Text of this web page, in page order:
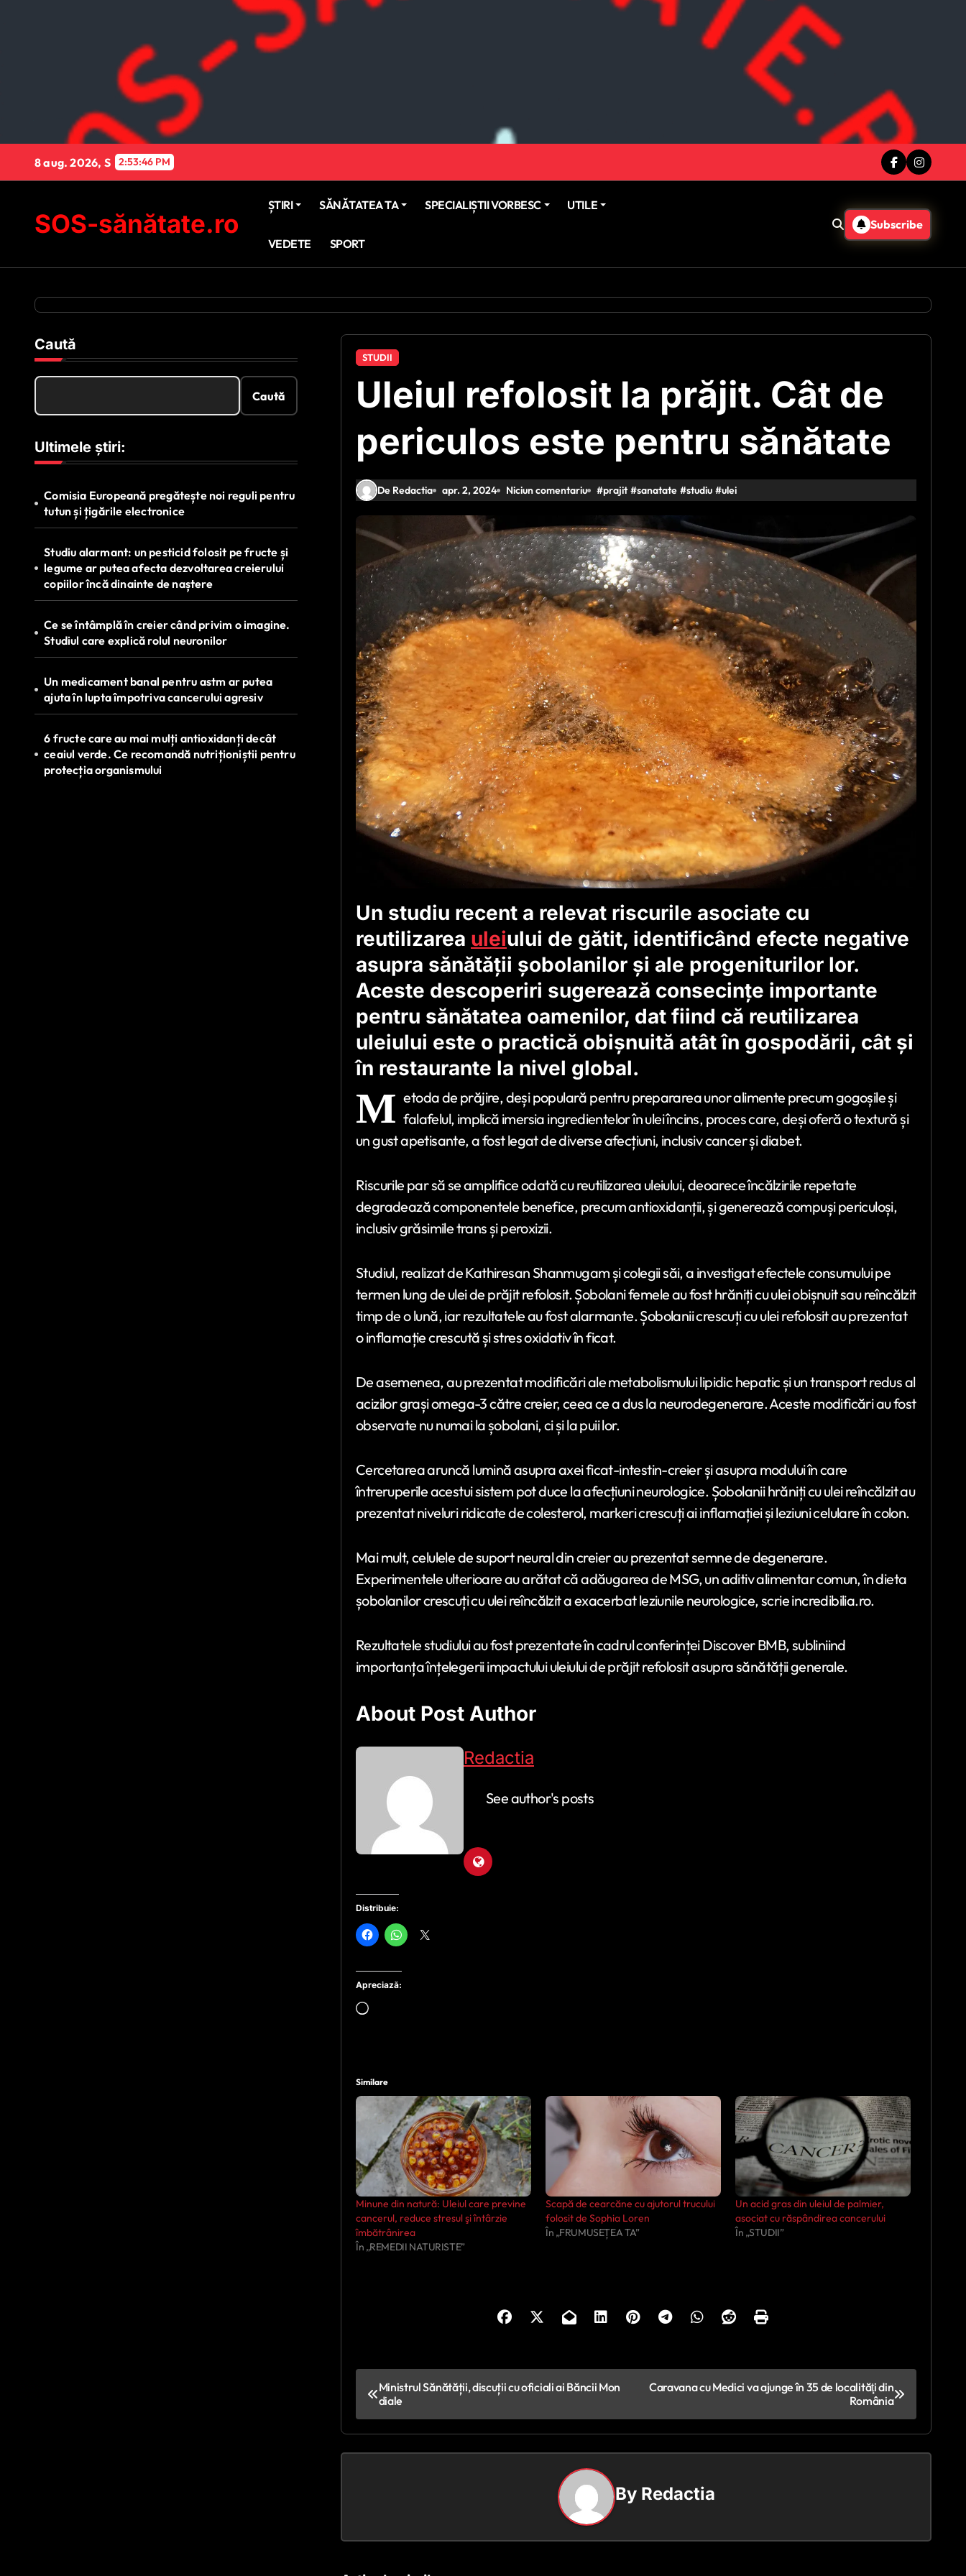
8 aug. 2026, S 2:53:47 PM
SOS-sănătate.ro
ȘTIRI SĂNĂTATEA TA SPECIALIȘTII VORBESC UTILE
VEDETE SPORT
Subscribe
Caută
Caută
Ultimele știri:
Comisia Europeană pregătește noi reguli pentru
tutun și țigările electronice
Studiu alarmant: un pesticid folosit pe fructe și
legume ar putea afecta dezvoltarea creierului
copiilor încă dinainte de naștere
Ce se întâmplă în creier când privim o imagine.
Studiul care explică rolul neuronilor
Un medicament banal pentru astm ar putea
ajuta în lupta împotriva cancerului agresiv
6 fructe care au mai mulți antioxidanți decât
ceaiul verde. Ce recomandă nutriționiștii pentru
protecția organismului
STUDII
Uleiul refolosit la prăjit. Cât de
periculos este pentru sănătate
De Redactia apr. 2, 2024 Niciun comentariu #prajit #sanatate #studiu #ulei
Un studiu recent a relevat riscurile asociate cu
reutilizarea uleiului de gătit, identificând efecte negative
asupra sănătății șobolanilor și ale progeniturilor lor.
Aceste descoperiri sugerează consecințe importante
pentru sănătatea oamenilor, dat fiind că reutilizarea
uleiului este o practică obișnuită atât în gospodării, cât și
în restaurante la nivel global.
M etoda de prăjire, deși populară pentru prepararea unor alimente precum gogoșile și
falafelul, implică imersia ingredientelor în ulei încins, proces care, deși oferă o textură și
un gust apetisante, a fost legat de diverse afecțiuni, inclusiv cancer și diabet.
Riscurile par să se amplifice odată cu reutilizarea uleiului, deoarece încălzirile repetate
degradează componentele benefice, precum antioxidanții, și generează compuși periculoși,
inclusiv grăsimile trans și peroxizii.
Studiul, realizat de Kathiresan Shanmugam și colegii săi, a investigat efectele consumului pe
termen lung de ulei de prăjit refolosit. Șobolani femele au fost hrăniți cu ulei obișnuit sau reîncălzit
timp de o lună, iar rezultatele au fost alarmante. Șobolanii crescuți cu ulei refolosit au prezentat
o inflamație crescută și stres oxidativ în ficat.
De asemenea, au prezentat modificări ale metabolismului lipidic hepatic și un transport redus al
acizilor grași omega-3 către creier, ceea ce a dus la neurodegenerare. Aceste modificări au fost
observate nu numai la șobolani, ci și la puii lor.
Cercetarea aruncă lumină asupra axei ficat-intestin-creier și asupra modului în care
întreruperile acestui sistem pot duce la afecțiuni neurologice. Șobolanii hrăniți cu ulei reîncălzit au
prezentat niveluri ridicate de colesterol, markeri crescuți ai inflamației și leziuni celulare în colon.
Mai mult, celulele de suport neural din creier au prezentat semne de degenerare.
Experimentele ulterioare au arătat că adăugarea de MSG, un aditiv alimentar comun, în dieta
șobolanilor crescuți cu ulei reîncălzit a exacerbat leziunile neurologice, scrie incredibilia.ro.
Rezultatele studiului au fost prezentate în cadrul conferinței Discover BMB, subliniind
importanța înțelegerii impactului uleiului de prăjit refolosit asupra sănătății generale.
About Post Author
Redactia
See author's posts
Distribuie:
Apreciază:
Încarc...
Similare
Minune din natură: Uleiul care previne
cancerul, reduce stresul şi întârzie
îmbătrânirea
În „REMEDII NATURISTE”
Scapă de cearcăne cu ajutorul trucului
folosit de Sophia Loren
În „FRUMUSEȚEA TA”
Un acid gras din uleiul de palmier,
asociat cu răspândirea cancerului
În „STUDII”
N
a
v
Ministrul Sănătății, discuții cu oficiali ai Băncii Mon
diale
Caravana cu Medici va ajunge în 35 de localităţi din
România
By Redactia